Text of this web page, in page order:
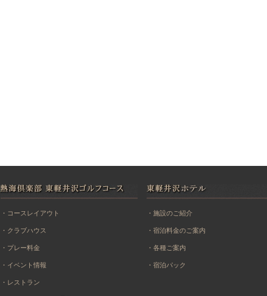
・コースレイアウト
・クラブハウス
・プレー料金
・イベント情報
・レストラン
・施設のご紹介
・宿泊料金のご案内
・各種ご案内
・宿泊パック